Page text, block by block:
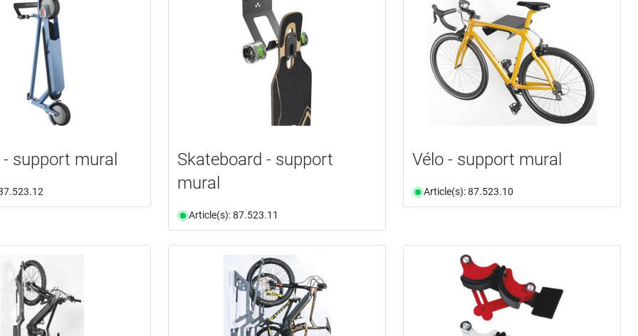
support mural
Skateboard - support
mural
Article(s): 87.523.11
Vélo - support mural
Article(s): 87.523.10